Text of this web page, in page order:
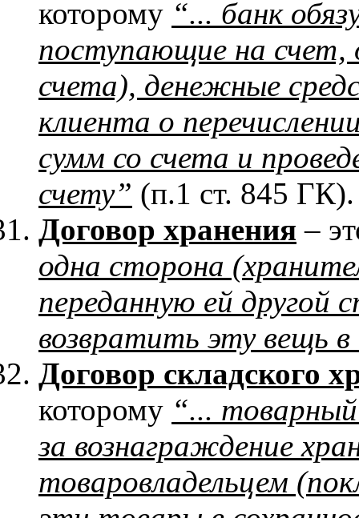
которому “... банк
поступающие на счет,
счета), денежные
клиента о
сумм со счета и
счету” (п.1 ст. 845 ГК).
Договор хранения –
одна сторона
переданную ей другой
возвратить эту вещь
Договор складского
которому “... товарный
за вознаграждение
товаровладельцем